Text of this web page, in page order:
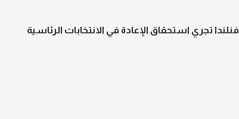
فنلندا تجري استحقاق الإعادة في الانتخابات الرئاسية